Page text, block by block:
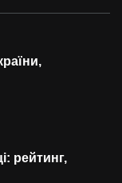
рейтинг,